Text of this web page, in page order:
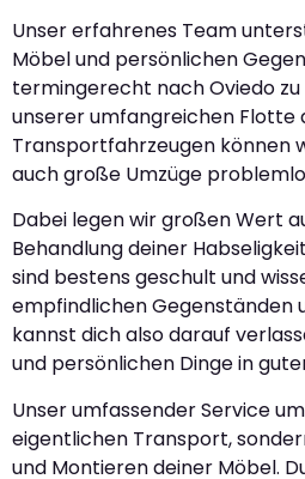
Unser erfahrenes Team
Möbel und persönlichen
termingerecht nach Oviedo
unserer umfangreichen Flotte
Transportfahrzeugen können
auch große Umzüge
Dabei legen wir großen Wert
Behandlung deiner
sind bestens geschult und
empfindlichen Gegenständen
kannst dich also darauf
und persönlichen Dinge in
Unser umfassender Service
eigentlichen Transport,
und Montieren deiner Möbel.